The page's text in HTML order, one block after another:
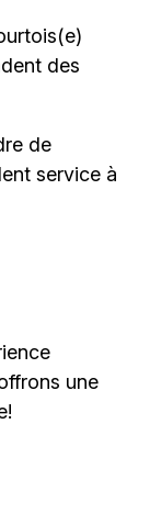
des
de
service à
une